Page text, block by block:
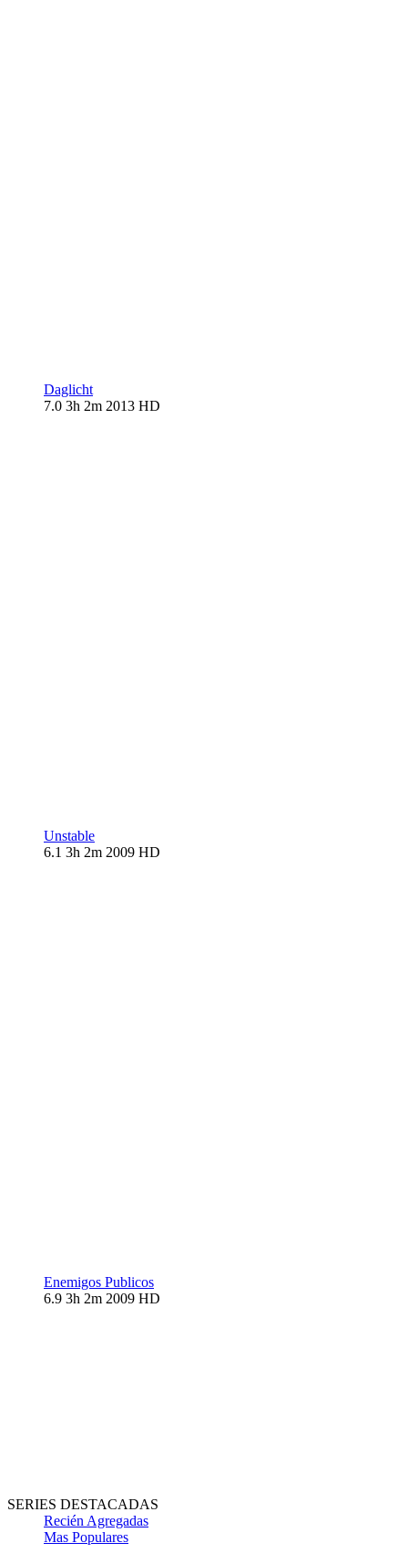
Daglicht
7.0 3h 2m 2013 HD
Unstable
6.1 3h 2m 2009 HD
Enemigos Publicos
6.9 3h 2m 2009 HD
SERIES DESTACADAS
Recién Agregadas
Mas Populares